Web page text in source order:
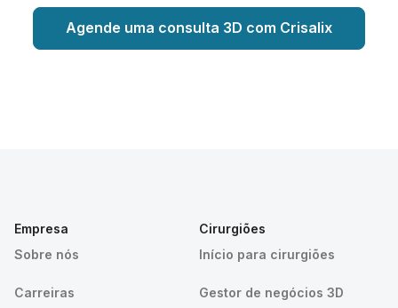
Agende uma consulta 3D com Crisalix
Empresa
Sobre nós
Carreiras
Cirurgiões
Início para cirurgiões
Gestor de negócios 3D